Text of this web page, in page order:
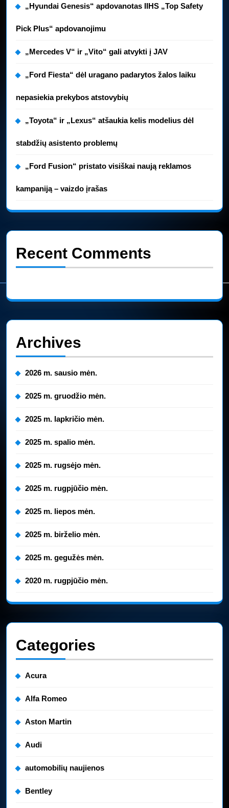
„Hyundai Genesis“ apdovanotas IIHS „Top Safety
Pick Plus“ apdovanojimu
„Mercedes V“ ir „Vito“ gali atvykti į JAV
„Ford Fiesta“ dėl uragano padarytos žalos laiku
nepasiekia prekybos atstovybių
„Toyota“ ir „Lexus“ atšaukia kelis modelius dėl
stabdžių asistento problemų
„Ford Fusion“ pristato visiškai naują reklamos
kampaniją – vaizdo įrašas
Recent Comments
Archives
2026 m. sausio mėn.
2025 m. gruodžio mėn.
2025 m. lapkričio mėn.
2025 m. spalio mėn.
2025 m. rugsėjo mėn.
2025 m. rugpjūčio mėn.
2025 m. liepos mėn.
2025 m. birželio mėn.
2025 m. gegužės mėn.
2020 m. rugpjūčio mėn.
Categories
Acura
Alfa Romeo
Aston Martin
Audi
automobilių naujienos
Bentley